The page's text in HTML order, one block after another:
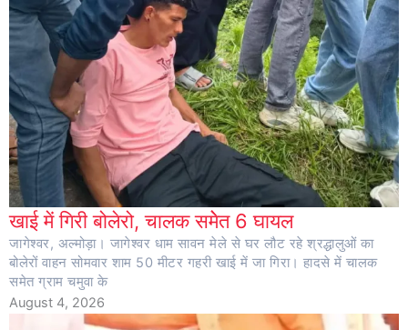
खाई में गिरी बोलेरो, चालक समेेत 6 घायल
जागेश्वर, अल्मोड़ा। जागेश्वर धाम सावन मेले से घर लौट रहे श्रद्धालुओं का
बोलेरों वाहन सोमवार शाम 50 मीटर गहरी खाई में जा गिरा। हादसे में चालक
समेत ग्राम चमुवा के
August 4, 2026